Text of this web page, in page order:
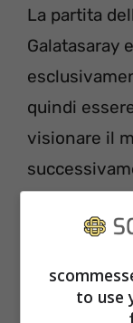
La partita
Galatasaray
quindi
visionare il
possibilità
Sky Go.to use